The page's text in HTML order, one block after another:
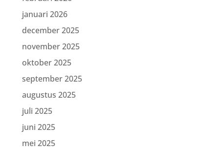
januari 2026
december 2025
november 2025
oktober 2025
september 2025
augustus 2025
juli 2025
juni 2025
mei 2025